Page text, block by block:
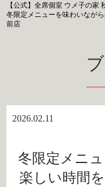
【公式】全席個室 ウメ子の家
冬限定メニューを味わいなが
前店
2026.02.11
冬限定メニ
楽しい時間